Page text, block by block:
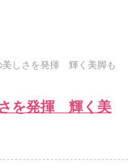
美しさを発揮 輝く美脚も
を発揮 輝く美